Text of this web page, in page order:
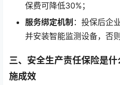
保费可降低30%；
服务绑定机制 ：投保后企
并安装智能监测设备，否
三、安全生产责任保险是
施成效